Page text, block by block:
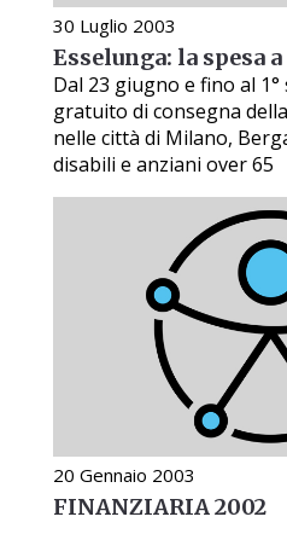
30 Luglio 2003
Esselunga: la spesa
Dal 23 giugno e fino al
gratuito di consegna
nelle città di Milano,
disabili e anziani over 65
20 Gennaio 2003
FINANZIARIA 2002